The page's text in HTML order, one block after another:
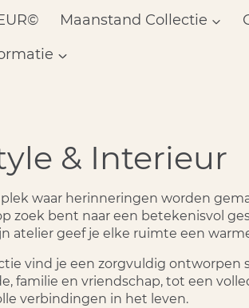
Maanstand Collectie
& Interieur
plek waar herinneringen worden
zoek bent naar een betekenisvol
atelier geef je elke ruimte een
vind je een zorgvuldig
familie en vriendschap, tot een
verbindingen in het leven.